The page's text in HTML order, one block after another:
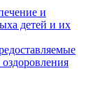
и
детей и их